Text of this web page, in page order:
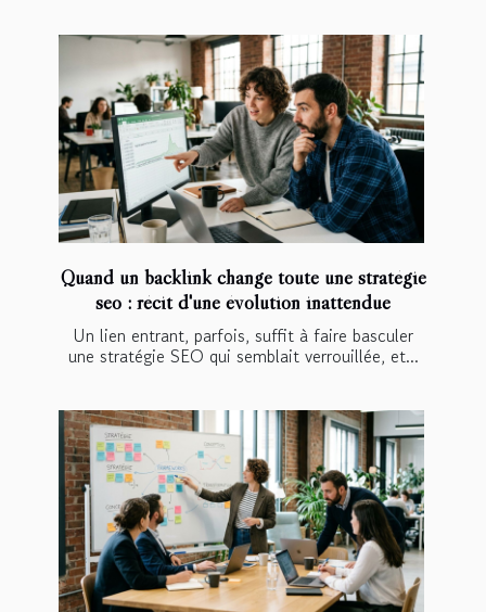
Quand un backlink change toute une stratégie
seo : récit d'une évolution inattendue
Un lien entrant, parfois, suffit à faire basculer
une stratégie SEO qui semblait verrouillée, et...